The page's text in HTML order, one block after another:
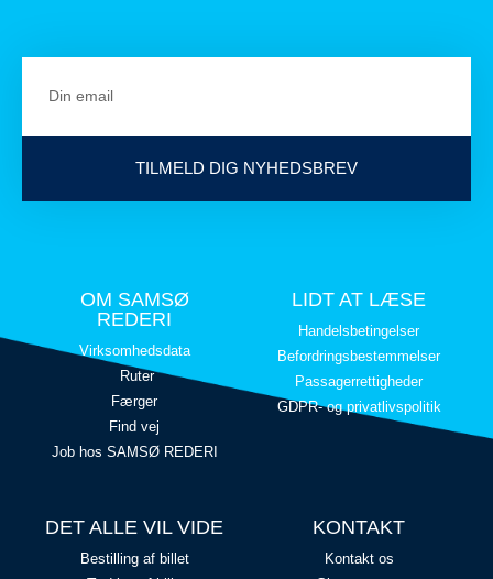
TILMELD DIG NYHEDSBREV
OM SAMSØ
REDERI
Virksomhedsdata
Ruter
Færger
Find vej
Job hos SAMSØ REDERI
LIDT AT LÆSE
Handelsbetingelser
Befordringsbestemmelser
Passagerrettigheder
GDPR- og privatlivspolitik
DET ALLE VIL VIDE
Bestilling af billet
KONTAKT
Kontakt os